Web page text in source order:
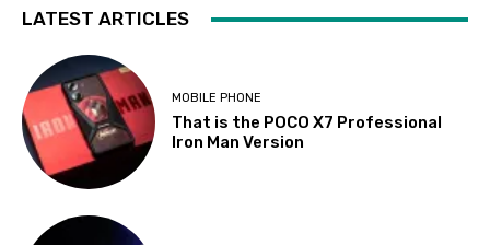
LATEST ARTICLES
MOBILE PHONE
That is the POCO X7 Professional
Iron Man Version